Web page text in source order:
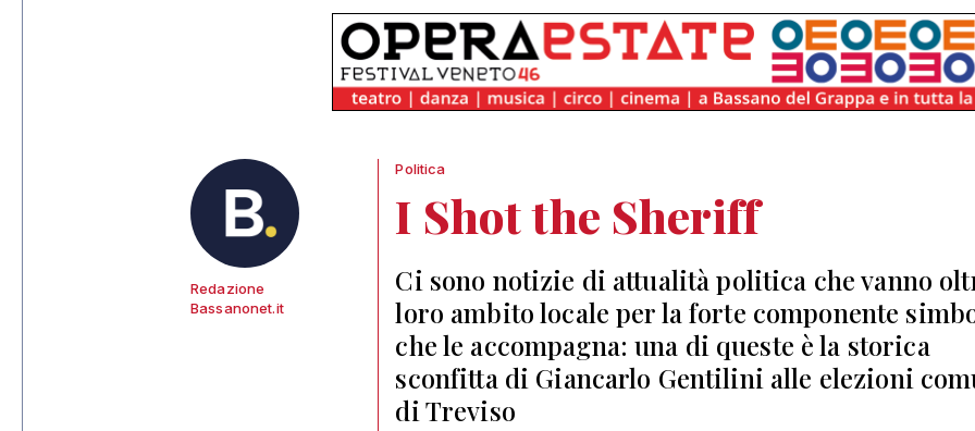
Redazione
Bassanonet.it
Politica
I Shot the Sheriff
Ci sono notizie di attualità politica che vanno
loro ambito locale per la forte componente
che le accompagna: una di queste è la storica
sconfitta di Giancarlo Gentilini alle elezioni
di Treviso